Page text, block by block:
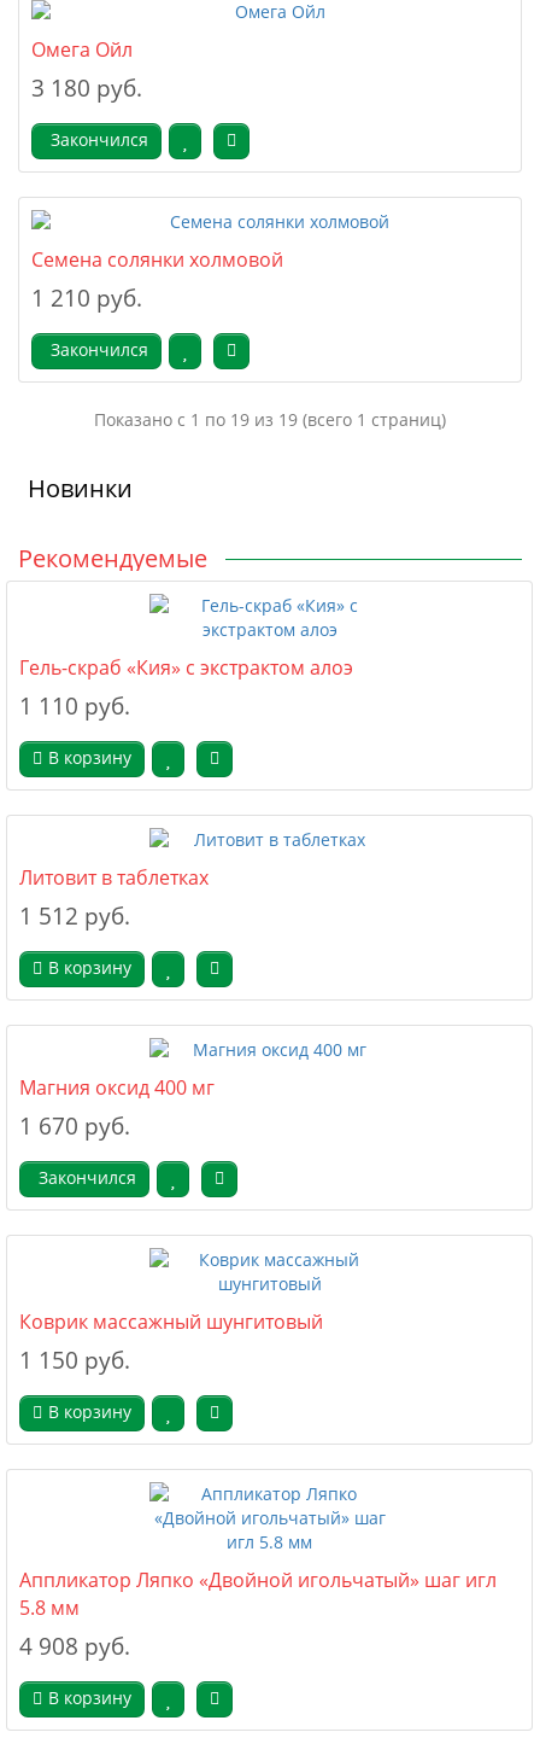
Омега Ойл
3 180 руб.
Закончился
Семена солянки холмовой
1 210 руб.
Закончился
Показано с 1 по 19 из 19 (всего 1 страниц)
Новинки
Рекомендуемые
Гель-скраб «Кия» с экстрактом алоэ
1 110 руб.
В корзину
Литовит в таблетках
1 512 руб.
В корзину
Магния оксид 400 мг
1 670 руб.
Закончился
Коврик массажный шунгитовый
1 150 руб.
В корзину
Аппликатор Ляпко «Двойной игольчатый» шаг игл
5.8 мм
4 908 руб.
В корзину